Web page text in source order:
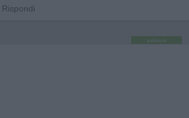
Rispondi
pubblicità